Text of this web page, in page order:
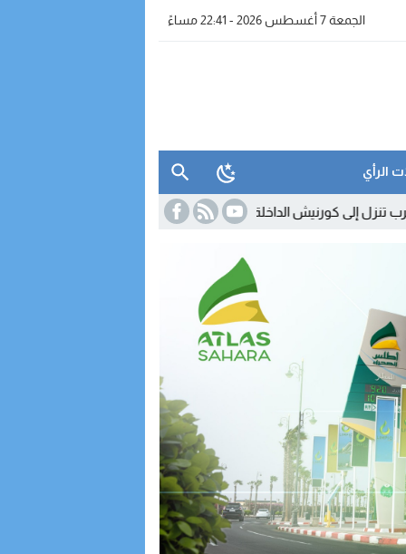
الجمعة 7 أغسطس 2026 - 22:41 مساءً
الرأي
لتقريب عروضها وخدماتها من الزبناء